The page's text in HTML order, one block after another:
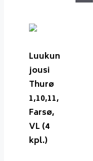
Luukun
jousi
Thurø
1,10,11,
Farsø,
VL (4
kpl.)